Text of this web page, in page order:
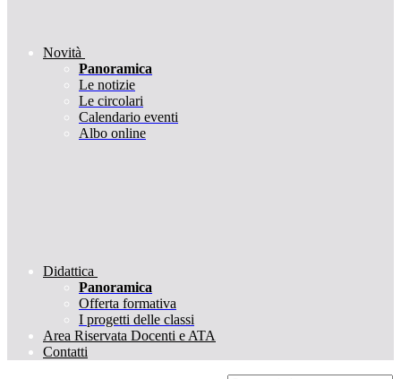
Novità
Panoramica
Le notizie
Le circolari
Calendario eventi
Albo online
Didattica
Panoramica
Offerta formativa
I progetti delle classi
Area Riservata Docenti e ATA
Contatti